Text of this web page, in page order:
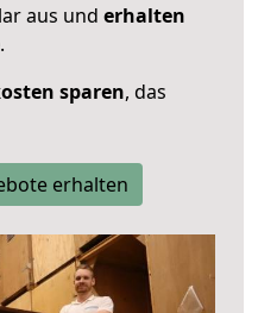
aus und erhalten
.
sparen, das
erhalten